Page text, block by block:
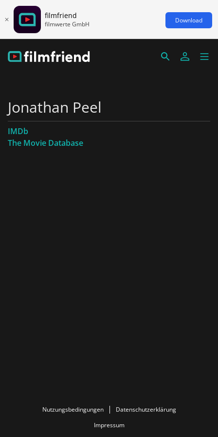
filmfriend
filmwerte GmbH Download
Jonathan Peel
IMDb
The Movie Database
Nutzungsbedingungen
Datenschutzerklärung
Impressum